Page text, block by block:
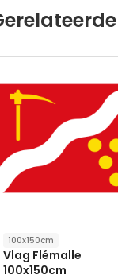
100x150cm
Vlag Flémalle
100x150cm